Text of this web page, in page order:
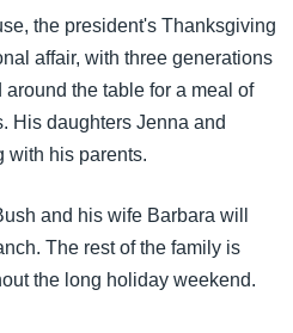
the president's Thanksgiving
affair, with three generations
the table for a meal of
His daughters Jenna and
with his parents.
and his wife Barbara will
The rest of the family is
the long holiday weekend.